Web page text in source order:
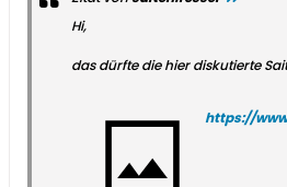
Hi,
das dürfte die hier diskutierte